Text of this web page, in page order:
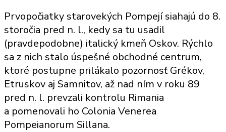
Pompeje:
Mesto
objavené
pod
sopečným
popolom
Prvopočiatky starovekých Pompejí siahajú do 8.
storočia pred n. l., kedy sa tu usadil
(pravdepodobne) italický kmeň Oskov. Rýchlo
sa z nich stalo úspešné obchodné centrum,
ktoré postupne prilákalo pozornosť Grékov,
Etruskov aj Samnitov, až nad ním v roku 89
pred n. l. prevzali kontrolu Rimania
a pomenovali ho Colonia Venerea
Pompeianorum Sillana.